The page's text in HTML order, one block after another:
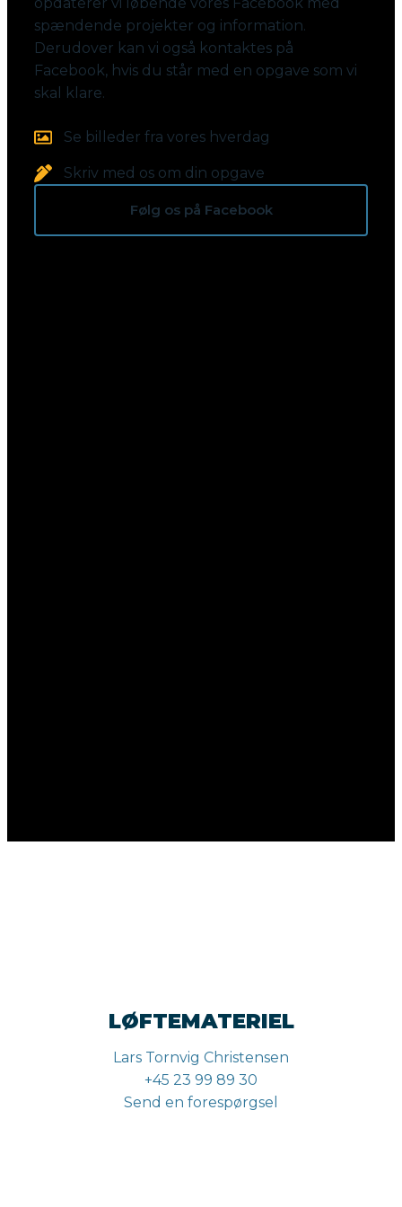
opdaterer vi løbende vores Facebook med
spændende projekter og information.
Derudover kan vi også kontaktes på
Facebook, hvis du står med en opgave som vi
skal klare.
Se billeder fra vores hverdag
Skriv med os om din opgave
Følg os på Facebook
LØFTEMATERIEL
Lars Tornvig Christensen
+45 23 99 89 30
Send en forespørgsel